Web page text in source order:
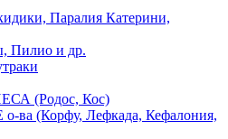
Паралия Катерини,
Пилио и др.
(Родос, Кос)
(Корфу, Лефкада, Кефалония,